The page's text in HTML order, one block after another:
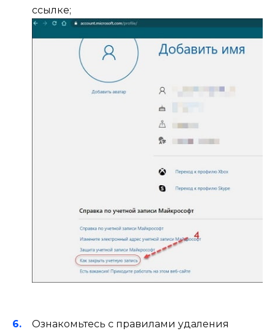
ссылке;
Ознакомьтесь с правилами удаления